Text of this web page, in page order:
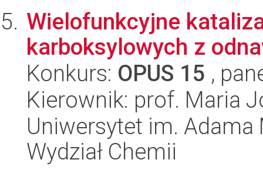
Wielofunkcyjne
karboksylowych z
Konkurs: OPUS 15 ,
Kierownik: prof. Maria
Uniwersytet im.
Wydział Chemii